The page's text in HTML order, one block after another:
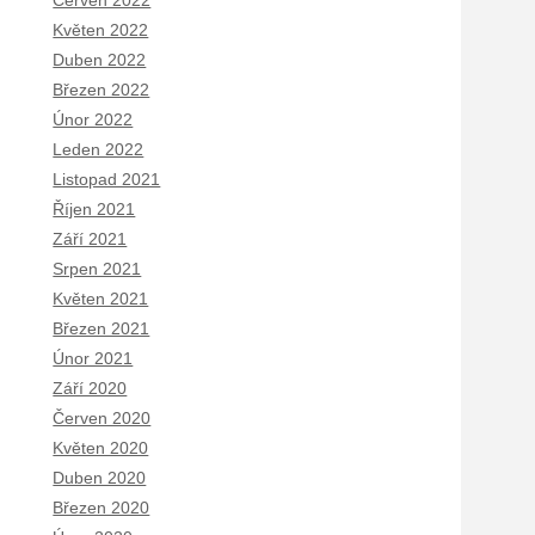
Květen 2022
Duben 2022
Březen 2022
Únor 2022
Leden 2022
Listopad 2021
Říjen 2021
Září 2021
Srpen 2021
Květen 2021
Březen 2021
Únor 2021
Září 2020
Červen 2020
Květen 2020
Duben 2020
Březen 2020